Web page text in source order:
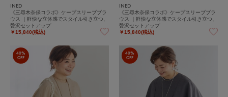
INED
《三尋木奈保コラボ》ケープスリーブブラ
ウス ｜軽快な立体感でスタイル引き立つ、
贅沢セットアップ
￥15,840(税込)
INED
《三尋木奈保コラボ》ケープスリーブブラ
ウス ｜軽快な立体感でスタイル引き立つ、
贅沢セットアップ
￥15,840(税込)
40%
OFF
40%
OFF